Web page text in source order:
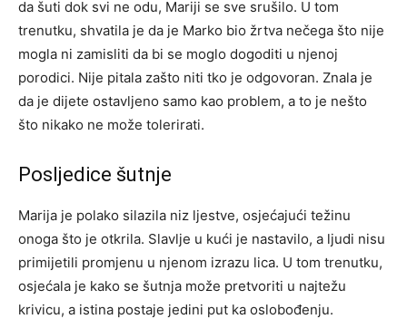
da šuti dok svi ne odu, Mariji se sve srušilo. U tom
trenutku, shvatila je da je Marko bio žrtva nečega što nije
mogla ni zamisliti da bi se moglo dogoditi u njenoj
porodici. Nije pitala zašto niti tko je odgovoran. Znala je
da je dijete ostavljeno samo kao problem, a to je nešto
što nikako ne može tolerirati.
Posljedice šutnje
Marija je polako silazila niz ljestve, osjećajući težinu
onoga što je otkrila. Slavlje u kući je nastavilo, a ljudi nisu
primijetili promjenu u njenom izrazu lica. U tom trenutku,
osjećala je kako se šutnja može pretvoriti u najtežu
krivicu, a istina postaje jedini put ka oslobođenju.